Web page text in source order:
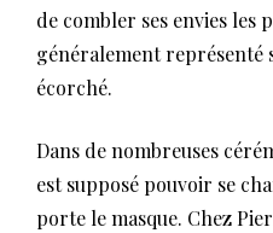
de combler ses envies les
généralement représenté
écorché.
Dans de nombreuses
est supposé pouvoir se
porte le masque. Chez